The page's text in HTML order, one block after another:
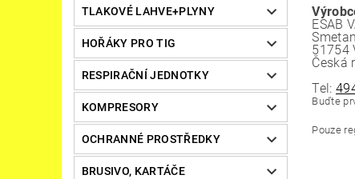
TLAKOVÉ LAHVE+PLYNY
HOŘÁKY PRO TIG
RESPIRAČNÍ JEDNOTKY
KOMPRESORY
OCHRANNÉ PROSTŘEDKY
BRUSIVO, KARTÁČE
ESAB
51754
Česká
Tel:
Buďte
Pouze